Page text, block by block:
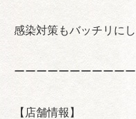
感染対策もバッチリに
ーーーーーーーーーー
【店舗情報】